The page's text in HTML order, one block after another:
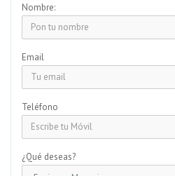
Nombre:
Email
Teléfono
¿Qué deseas?